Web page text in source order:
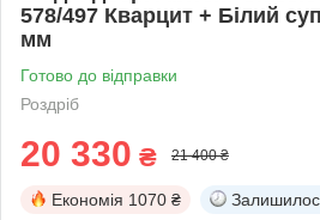
578/497 Кварцит + Білий
мм
Готово до відправки
Роздріб
20 330 ₴ 21 400 ₴
Економія 1070 ₴